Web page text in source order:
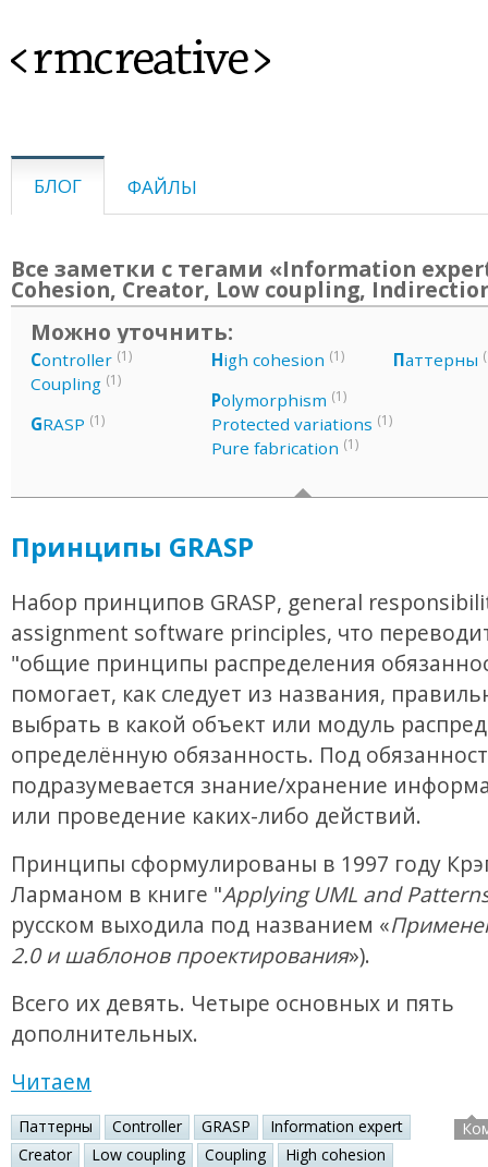
<rmcreative>
БЛОГ ФАЙЛЫ
Все заметки с тегами «Information
Cohesion, Creator, Low coupling,
Можно уточнить:
Controller (1)
Coupling (1)
GRASP (1)
High cohesion (1)
Polymorphism (1)
Protected variations (1)
Pure fabrication (1)
Паттерны
Принципы GRASP
Набор принципов GRASP, general
assignment software principles, что
"общие принципы распределения
помогает, как следует из названия,
выбрать в какой объект или модуль
определённую обязанность. Под
подразумевается знание/хранение
или проведение каких-либо действий.
Принципы сформулированы в 1997 году
Ларманом в книге "Applying UML and
русском выходила под названием «
2.0 и шаблонов проектирования»).
Всего их девять. Четыре основных и пять
дополнительных.
Читаем
Паттерны Controller GRASP
Information expert
Creator
Low coupling Coupling
High cohesion